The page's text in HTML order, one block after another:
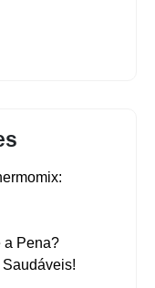
a Pena?